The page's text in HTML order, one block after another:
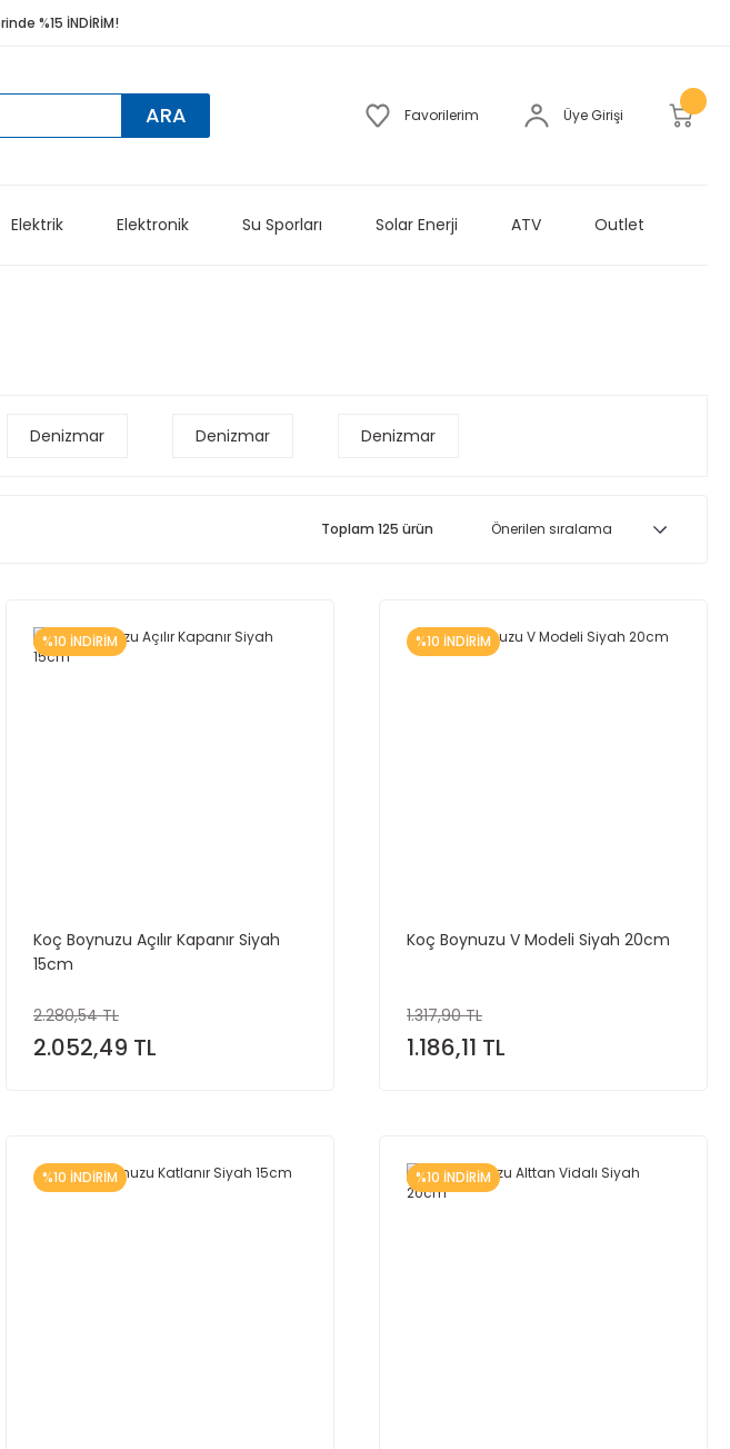
%15 İNDİRİM!
ARA Favorilerim Üye Girişi
Elektrik Elektronik Su Sporları Solar Enerji ATV Outlet
Denizmar Denizmar Denizmar
Toplam 125 ürün
%10 İNDİRİM
Koç Boynuzu Açılır Kapanır Siyah
15cm
2.280,54 TL
2.052,49 TL
%10 İNDİRİM
Koç Boynuzu V Modeli Siyah 20cm
1.317,90 TL
1.186,11 TL
%10 İNDİRİM %10 İNDİRİM